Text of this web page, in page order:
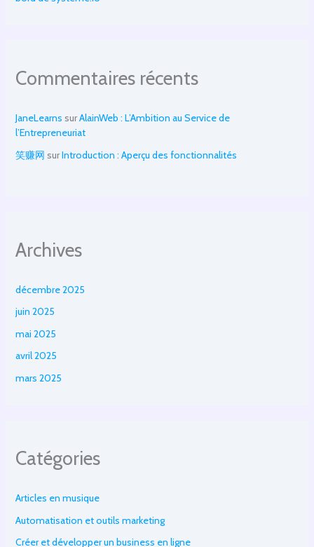
Commentaires récents
JaneLearns surAlainWeb : L’Ambition au Service de
l’Entrepreneuriat
笑赚网 surIntroduction : Aperçu des fonctionnalités
Archives
décembre 2025
juin 2025
mai 2025
avril 2025
mars 2025
Catégories
Articles en musique
Automatisation et outils marketing
Créer et développer un business en ligne